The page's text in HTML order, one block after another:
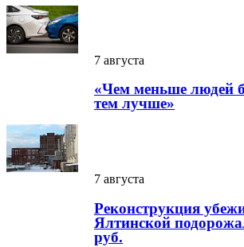
7 августа
«Чем меньше людей
тем лучше»
7 августа
Реконструкция
Ялтинской
руб.